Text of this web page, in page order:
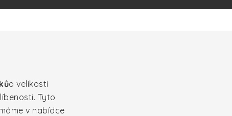
o velikosti
Tyto
v nabídce